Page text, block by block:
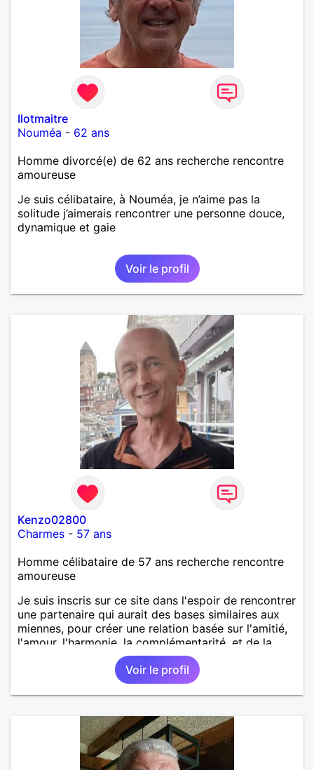
Ilotmaitre
Nouméa - 62 ans
Homme divorcé(e) de 62 ans recherche rencontre
amoureuse
Je suis célibataire, à Nouméa, je n’aime pas la
solitude j’aimerais rencontrer une personne douce,
dynamique et gaie
Voir le profil
Kenzo02800
Charmes - 57 ans
Homme célibataire de 57 ans recherche rencontre
amoureuse
Je suis inscris sur ce site dans l'espoir de rencontrer
une partenaire qui aurait des bases similaires aux
miennes, pour créer une relation basée sur l'amitié,
l'amour, l'harmonie, la complémentarité, et de la
confiance. Tout en respectant le besoin
d'indépendance et de créativité de chacun.
Voir le profil